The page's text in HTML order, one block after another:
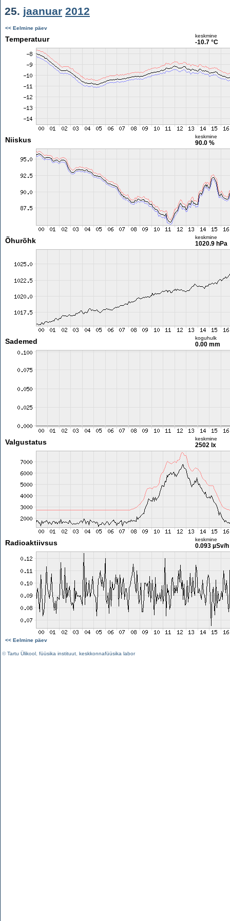
25. jaanuar 2012
<< Eelmine päev
Temperatuur keskmine
-10.7 °C
Niiskus keskmine
90.0 %
Õhurõhk keskmine
1020.9 hPa
Sademed koguhulk
0.00 mm
Valgustatus keskmine
2502 lx
Radioaktiivsus keskmine
0.093 µSv/h
<< Eelmine päev
©Tartu Ülikool füüsika instituut keskkonnafüüsika labor